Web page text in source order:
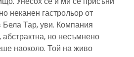
неканен гастрольор от
Бела Тар, уви. Компания
но несъмнено
наоколо. Той на живо